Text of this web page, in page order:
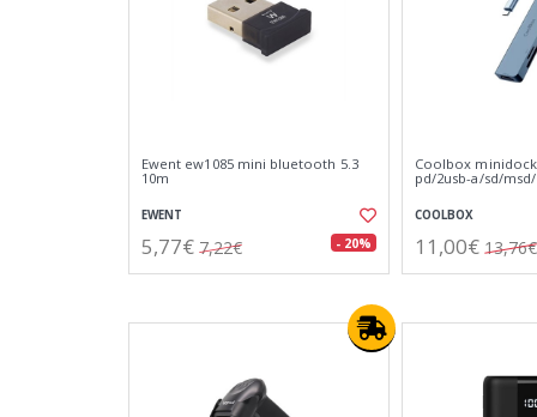
Ewent ew1085 mini bluetooth 5.3
10m
EWENT
5,77€ 7,22€ - 20%
Coolbox minidock
pd/2usb-a/sd/
COOLBOX
11,00€ 13,76€